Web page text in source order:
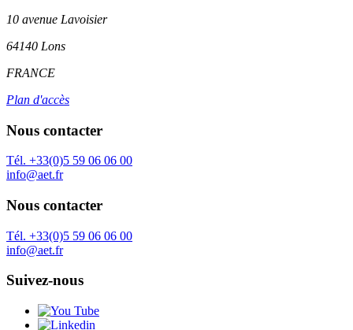
10 avenue Lavoisier
64140 Lons
FRANCE
Plan d'accès
Nous contacter
Tél. +33(0)5 59 06 06 00
info@aet.fr
Nous contacter
Tél. +33(0)5 59 06 06 00
info@aet.fr
Suivez-nous